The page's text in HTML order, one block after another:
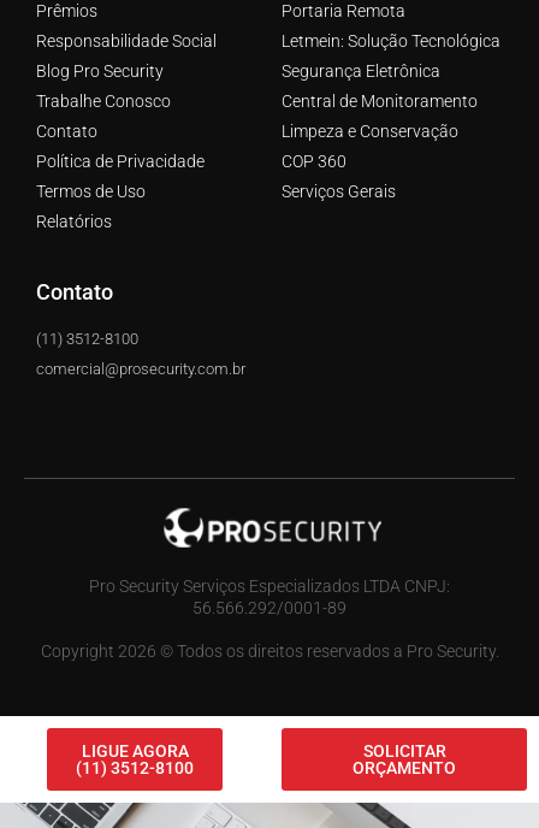
Prêmios
Responsabilidade Social
Blog Pro Security
Trabalhe Conosco
Contato
Política de Privacidade
Termos de Uso
Relatórios
Portaria Remota
Letmein: Solução Tecnológica
Segurança Eletrônica
Central de Monitoramento
Limpeza e Conservação
COP 360
Serviços Gerais
Contato
(11) 3512-8100
comercial@prosecurity.com.br
Pro Security Serviços Especializados LTDA CNPJ:
56.566.292/0001-89
Copyright 2026 © Todos os direitos reservados a Pro Security.
LIGUE AGORA
(11) 3512-8100
SOLICITAR
ORÇAMENTO